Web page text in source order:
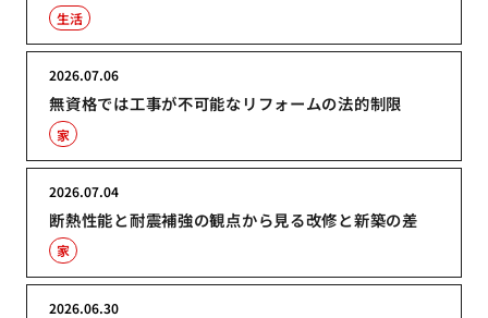
生活
無資格では工事が不可能なリフォームの法的制限
2026.07.06
家
断熱性能と耐震補強の観点から見る改修と新築の差
2026.07.04
家
2026.06.30